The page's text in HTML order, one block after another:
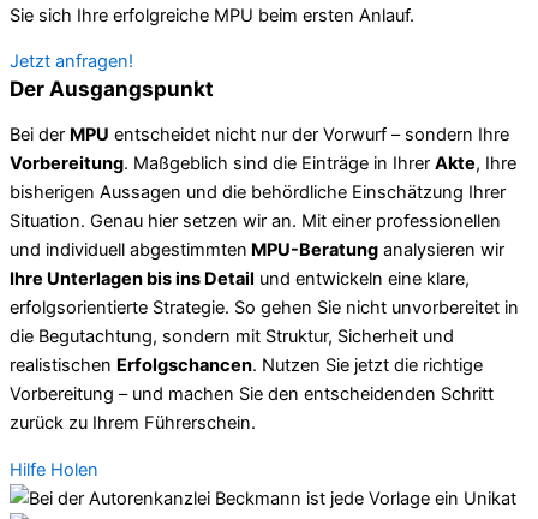
Sie sich Ihre erfolgreiche MPU beim ersten Anlauf.
Jetzt anfragen!
Der Ausgangspunkt
Bei der MPU entscheidet nicht nur der Vorwurf – sondern Ihre
Vorbereitung. Maßgeblich sind die Einträge in Ihrer Akte, Ihre
bisherigen Aussagen und die behördliche Einschätzung Ihrer
Situation. Genau hier setzen wir an. Mit einer professionellen
und individuell abgestimmten MPU-Beratung analysieren wir
Ihre Unterlagen bis ins Detail und entwickeln eine klare,
erfolgsorientierte Strategie. So gehen Sie nicht unvorbereitet in
die Begutachtung, sondern mit Struktur, Sicherheit und
realistischen Erfolgschancen. Nutzen Sie jetzt die richtige
Vorbereitung – und machen Sie den entscheidenden Schritt
zurück zu Ihrem Führerschein.
Hilfe Holen